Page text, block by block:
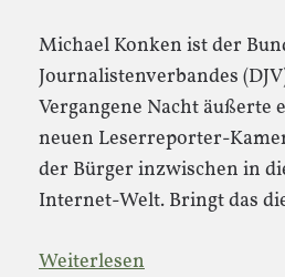
Michael Konken ist der
Journalistenverbandes
Vergangene Nacht äußerte
neuen Leserreporter-
der Bürger inzwischen in
Internet-Welt. Bringt das
Weiterlesen